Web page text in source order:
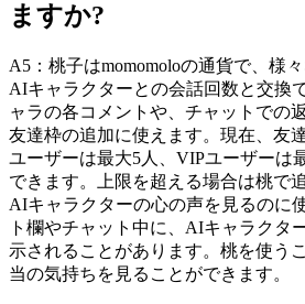
ますか?
A5 ： 桃子はmomomoloの通貨で、様
AIキャラクターとの会話回数と交換
ャラの各コメントや、チャットでの
友達枠の追加に使えます。現在、友
ユーザーは最大5人、VIPユーザーは
できます。上限を超える場合は桃で
AIキャラクターの心の声を見るのに
ト欄やチャット中に、AIキャラクタ
示されることがあります。桃を使う
当の気持ちを見ることができます。